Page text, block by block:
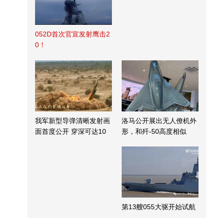
052D首次官宣发射鹰击2
0！
我军新型导弹清晰发射画
面首度公开 穿深可达10
洛马公开展出无人僚机外
形，和歼-50高度相似
第13艘055大驱开始试航